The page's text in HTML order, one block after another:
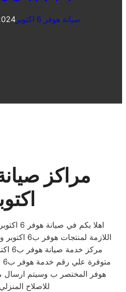
صيانة هوفر 6 اكتوبر
اهلا بكم
اللازمة
هوفر المختصر ب وسيتم ارسال
للاصلاح